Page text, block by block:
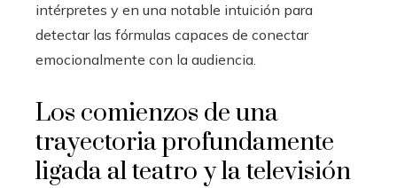
intérpretes y en una notable intuición para
detectar las fórmulas capaces de conectar
emocionalmente con la audiencia.
Los comienzos de una
trayectoria profundamente
ligada al teatro y la televisión